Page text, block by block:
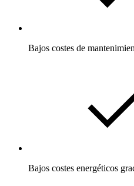
Bajos costes de
Bajos costes energéticos